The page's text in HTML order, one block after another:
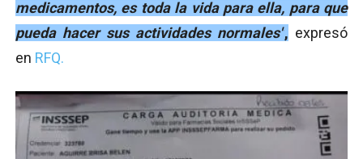
medicamentos, es toda la vida para ella, para que
pueda hacer sus actividades normales", expresó
en RFQ.